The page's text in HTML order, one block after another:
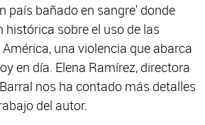
país bañado en sangre' donde
histórica sobre el uso de las
una violencia que abarca
en día. Elena Ramírez, directora
nos ha contado más detalles
del autor.